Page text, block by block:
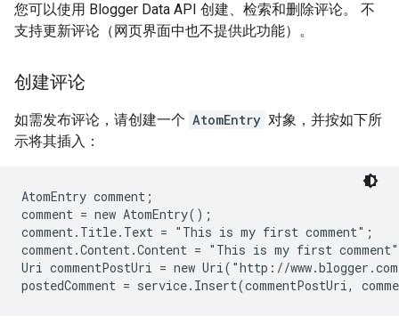
您可以使用 Blogger Data API 创建、检索和删除评论。 不
支持更新评论（网页界面中也不提供此功能）。
创建评论
如需发布评论，请创建一个 AtomEntry 对象，并按如下所
示将其插入：
AtomEntry comment;
comment = new AtomEntry();
comment.Title.Text = "This is my first comment";
comment.Content.Content = "This is my first
Uri commentPostUri = new Uri("http://